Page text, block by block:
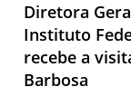
Diretora
Instituto
recebe a
Barbosa